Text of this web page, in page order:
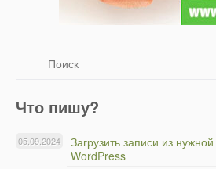
Что пишу?
Загрузить записи из
WordPress
05.09.2024